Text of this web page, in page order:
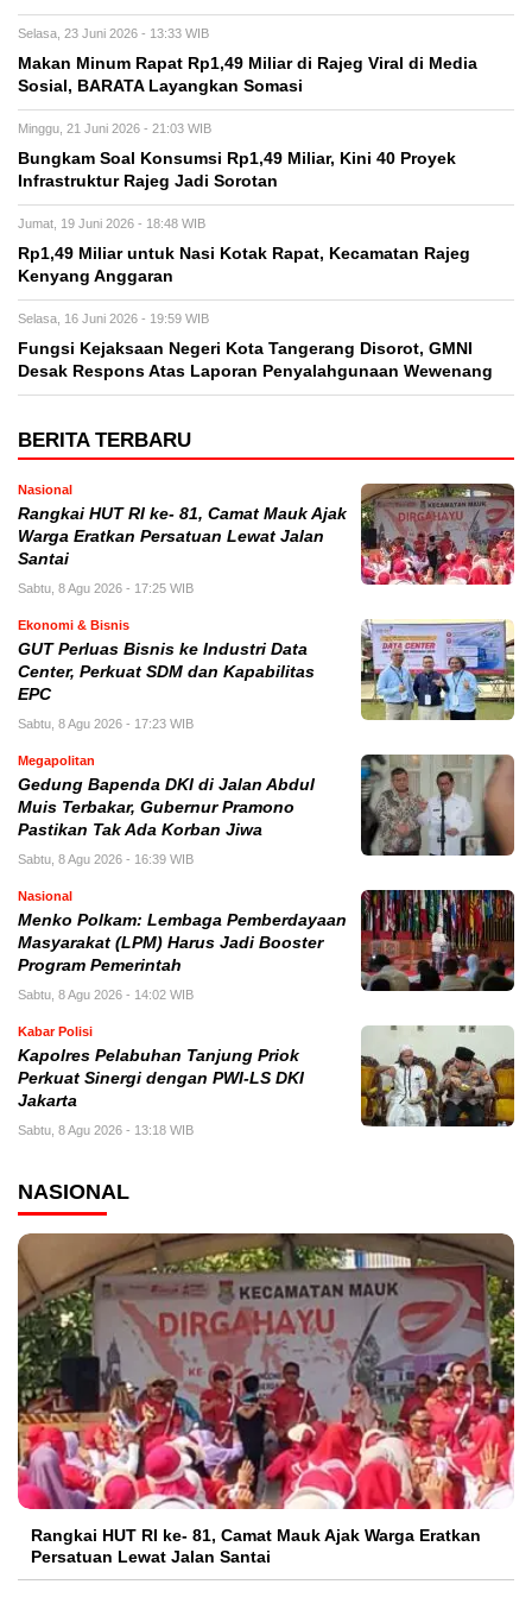
Selasa, 23 Juni 2026 - 13:33 WIB
Makan Minum Rapat Rp1,49 Miliar di Rajeg Viral di Media
Sosial, BARATA Layangkan Somasi
Minggu, 21 Juni 2026 - 21:03 WIB
Bungkam Soal Konsumsi Rp1,49 Miliar, Kini 40 Proyek
Infrastruktur Rajeg Jadi Sorotan
Jumat, 19 Juni 2026 - 18:48 WIB
Rp1,49 Miliar untuk Nasi Kotak Rapat, Kecamatan Rajeg
Kenyang Anggaran
Selasa, 16 Juni 2026 - 19:59 WIB
Fungsi Kejaksaan Negeri Kota Tangerang Disorot, GMNI
Desak Respons Atas Laporan Penyalahgunaan Wewenang
BERITA TERBARU
Nasional
Rangkai HUT RI ke- 81, Camat Mauk Ajak
Warga Eratkan Persatuan Lewat Jalan
Santai
Sabtu, 8 Agu 2026 - 17:25 WIB
Ekonomi & Bisnis
GUT Perluas Bisnis ke Industri Data
Center, Perkuat SDM dan Kapabilitas
EPC
Sabtu, 8 Agu 2026 - 17:23 WIB
Megapolitan
Gedung Bapenda DKI di Jalan Abdul
Muis Terbakar, Gubernur Pramono
Pastikan Tak Ada Korban Jiwa
Sabtu, 8 Agu 2026 - 16:39 WIB
Nasional
Menko Polkam: Lembaga Pemberdayaan
Masyarakat (LPM) Harus Jadi Booster
Program Pemerintah
Sabtu, 8 Agu 2026 - 14:02 WIB
Kabar Polisi
Kapolres Pelabuhan Tanjung Priok
Perkuat Sinergi dengan PWI-LS DKI
Jakarta
Sabtu, 8 Agu 2026 - 13:18 WIB
NASIONAL
Rangkai HUT RI ke- 81, Camat Mauk Ajak Warga Eratkan
Persatuan Lewat Jalan Santai